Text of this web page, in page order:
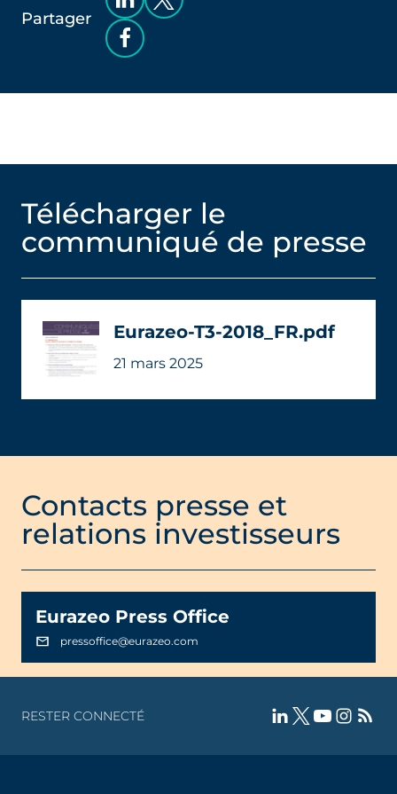
Partager
Télécharger le
communiqué de presse
Eurazeo-T3-2018_FR.pdf
21 mars 2025
Contacts presse et
relations investisseurs
Eurazeo Press Office
pressoffice@eurazeo.com
RESTER CONNECTÉ